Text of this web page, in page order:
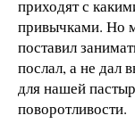
приходят с
привычками. Но
поставил
послал, а не дал
для нашей
поворотливости.